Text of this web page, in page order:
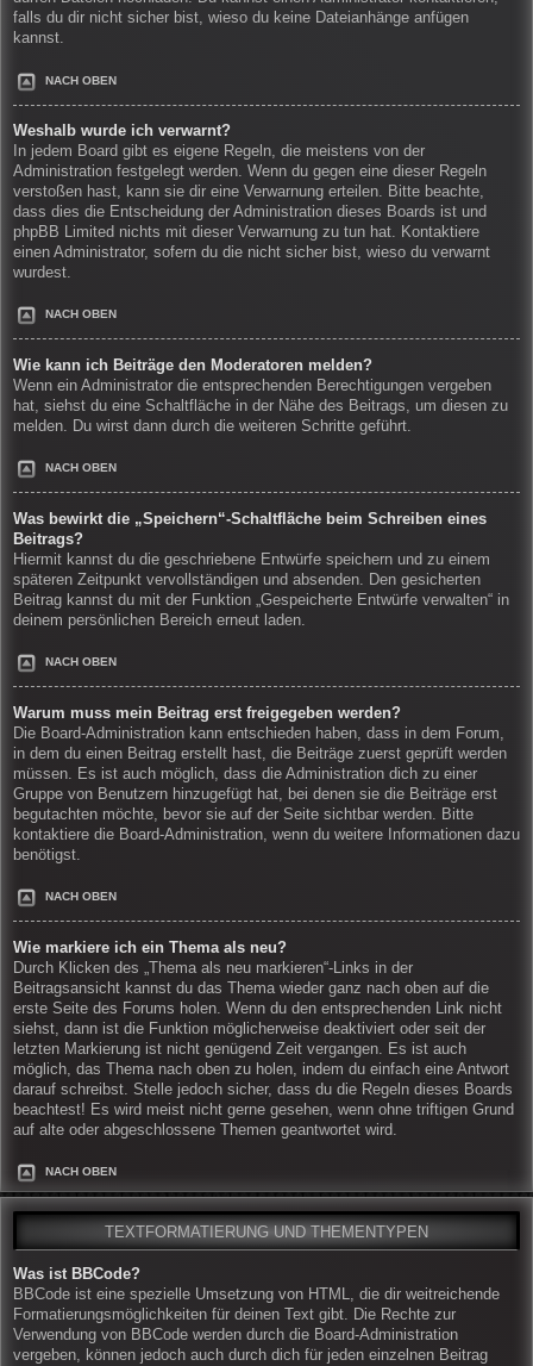
falls du dir nicht sicher bist, wieso du keine Dateianhänge anfügen
kannst.
NACH OBEN
Weshalb wurde ich verwarnt?
In jedem Board gibt es eigene Regeln, die meistens von der
Administration festgelegt werden. Wenn du gegen eine dieser Regeln
verstoßen hast, kann sie dir eine Verwarnung erteilen. Bitte beachte,
dass dies die Entscheidung der Administration dieses Boards ist und
phpBB Limited nichts mit dieser Verwarnung zu tun hat. Kontaktiere
einen Administrator, sofern du die nicht sicher bist, wieso du verwarnt
wurdest.
NACH OBEN
Wie kann ich Beiträge den Moderatoren melden?
Wenn ein Administrator die entsprechenden Berechtigungen vergeben
hat, siehst du eine Schaltfläche in der Nähe des Beitrags, um diesen zu
melden. Du wirst dann durch die weiteren Schritte geführt.
NACH OBEN
Was bewirkt die „Speichern“-Schaltfläche beim Schreiben eines
Beitrags?
Hiermit kannst du die geschriebene Entwürfe speichern und zu einem
späteren Zeitpunkt vervollständigen und absenden. Den gesicherten
Beitrag kannst du mit der Funktion „Gespeicherte Entwürfe verwalten“ in
deinem persönlichen Bereich erneut laden.
NACH OBEN
Warum muss mein Beitrag erst freigegeben werden?
Die Board-Administration kann entschieden haben, dass in dem Forum,
in dem du einen Beitrag erstellt hast, die Beiträge zuerst geprüft werden
müssen. Es ist auch möglich, dass die Administration dich zu einer
Gruppe von Benutzern hinzugefügt hat, bei denen sie die Beiträge erst
begutachten möchte, bevor sie auf der Seite sichtbar werden. Bitte
kontaktiere die Board-Administration, wenn du weitere Informationen dazu
benötigst.
NACH OBEN
Wie markiere ich ein Thema als neu?
Durch Klicken des „Thema als neu markieren“-Links in der
Beitragsansicht kannst du das Thema wieder ganz nach oben auf die
erste Seite des Forums holen. Wenn du den entsprechenden Link nicht
siehst, dann ist die Funktion möglicherweise deaktiviert oder seit der
letzten Markierung ist nicht genügend Zeit vergangen. Es ist auch
möglich, das Thema nach oben zu holen, indem du einfach eine Antwort
darauf schreibst. Stelle jedoch sicher, dass du die Regeln dieses Boards
beachtest! Es wird meist nicht gerne gesehen, wenn ohne triftigen Grund
auf alte oder abgeschlossene Themen geantwortet wird.
NACH OBEN
TEXTFORMATIERUNG UND THEMENTYPEN
Was ist BBCode?
BBCode ist eine spezielle Umsetzung von HTML, die dir weitreichende
Formatierungsmöglichkeiten für deinen Text gibt. Die Rechte zur
Verwendung von BBCode werden durch die Board-Administration
vergeben, können jedoch auch durch dich für jeden einzelnen Beitrag